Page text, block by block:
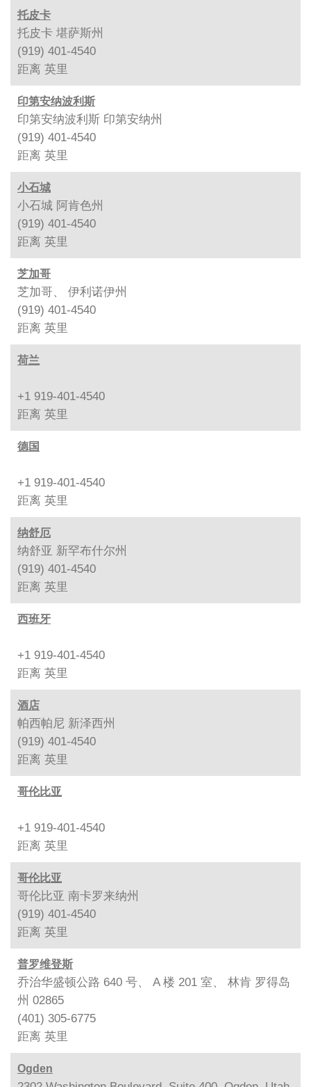
托皮卡
托皮卡 堪萨斯州
(919) 401-4540
距离 英里
印第安纳波利斯
印第安纳波利斯 印第安纳州
(919) 401-4540
距离 英里
小石城
小石城 阿肯色州
(919) 401-4540
距离 英里
芝加哥
芝加哥、 伊利诺伊州
(919) 401-4540
距离 英里
荷兰
+1 919-401-4540
距离 英里
德国
+1 919-401-4540
距离 英里
纳舒厄
纳舒亚 新罕布什尔州
(919) 401-4540
距离 英里
西班牙
+1 919-401-4540
距离 英里
酒店
帕西帕尼 新泽西州
(919) 401-4540
距离 英里
哥伦比亚
+1 919-401-4540
距离 英里
哥伦比亚
哥伦比亚 南卡罗来纳州
(919) 401-4540
距离 英里
普罗维登斯
乔治华盛顿公路 640 号、 A 楼 201 室、 林肯 罗得岛
州 02865
(401) 305-6775
距离 英里
Ogden